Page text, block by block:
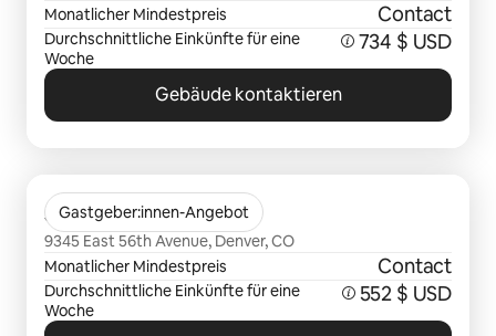
Monatlicher Mindestpreis
Contact
Durchschnittliche Einkünfte für eine
Woche
734 $ USD
Gebäude kontaktieren
Gastgeber:innen-Angebot
Jade Beeler Park
9345 East 56th Avenue, Denver, CO
Monatlicher Mindestpreis
Contact
Durchschnittliche Einkünfte für eine
Woche
552 $ USD